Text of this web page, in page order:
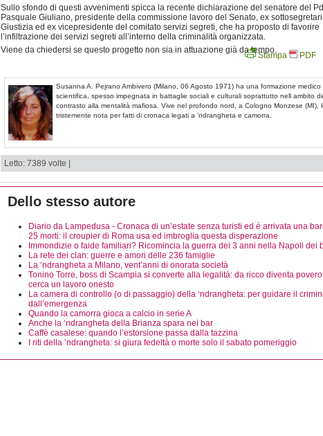
Sullo sfondo di questi avvenimenti spicca la recente dichiarazione del senatore del
Pasquale Giuliano, presidente della commissione lavoro del Senato, ex
Giustizia ed ex vicepresidente del comitato servizi segreti, che ha proposto di favorire
l’infiltrazione dei servizi segreti all’interno della criminalità organizzata.
Viene da chiedersi se questo progetto non sia in attuazione già da tempo.
Stampa PDF
Susanna A. Pejrano Ambivero (Milano, 06 Agosto 1971) ha una formazione medico
scientifica, spesso impegnata in battaglie sociali e culturali soprattutto nell ambito
contrasto alla mentalità mafiosa. Vive nel profondo nord, a Cologno Monzese (MI),
tristemente nota per fatti di cronaca legati a 'ndrangheta e camorra.
Letto: 7389 volte |
Dello stesso autore
Diario da Lampedusa - Cronaca di un’estate senza turisti ed é arrivata una
25 morti: il croupier di Roma usa ed imbroglia questa disperazione
Immondizie o faide familiari? Ricomincia la guerra dei 3 anni nella Napoli dei
La rete dei clan: guerre e amori delle 236 famiglie
La ‘ndrangheta a Milano, vent’anni di onorata società
Tonino Torre, boss di Scampia si converte alla legalità: da ricco diventa
cerca un lavoro onesto
La camera di controllo (o di passaggio) della ‘ndrangheta: per guidare il
dall’emergenza
Quando la camorra gioca a calcio in serie A
Anche la ‘ndrangheta della Brianza spara nei bar
Caffè casalese: quando l’estorsione passa dalla tazzina
I riti della ’ndrangheta: si giura fedeltà o morte solo il sabato pomeriggio